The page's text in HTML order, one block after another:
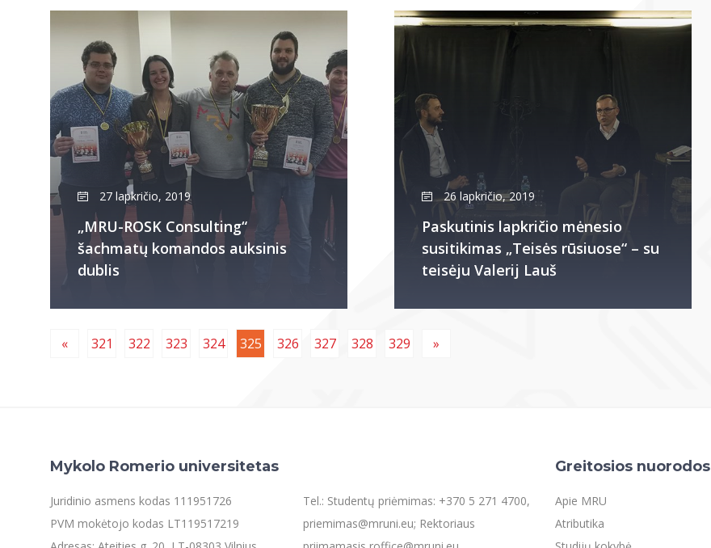
27 lapkričio, 2019
„MRU-ROSK Consulting“
šachmatų komandos auksinis
dublis
26 lapkričio, 2019
Paskutinis lapkričio mėnesio
susitikimas „Teisės rūsiuose“ – su
teisėju Valerij Lauš
« 321 322 323 324 325 326 327 328 329 »
Mykolo Romerio universitetas
Juridinio asmens kodas 111951726
PVM mokėtojo kodas LT119517219
Tel.: Studentų priėmimas: +370 5 271 4700,
priemimas@mruni.eu; Rektoriaus
Greitosios nuorodos
Apie MRU
Atributika